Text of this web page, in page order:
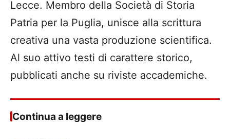
Lecce. Membro della Società di Storia
Patria per la Puglia, unisce alla scrittura
creativa una vasta produzione scientifica.
Al suo attivo testi di carattere storico,
pubblicati anche su riviste accademiche.
Continua a leggere